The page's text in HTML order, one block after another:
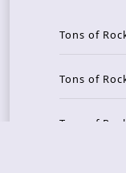
Tons of
Tons of
Tons of